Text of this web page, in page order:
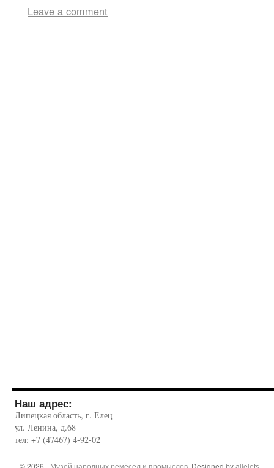
Leave a comment
Наш адрес:
Липецкая область, г. Елец
ул. Ленина, д.68
тел: +7 (47467) 4-92-02
© 2026 - Музей народных ремёсел и промыслов . Designed byallelets